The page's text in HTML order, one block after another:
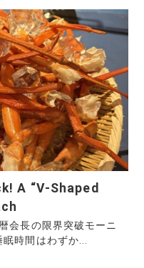
A “V-Shaped
会長の限界突破モーニ
時間はわずか...